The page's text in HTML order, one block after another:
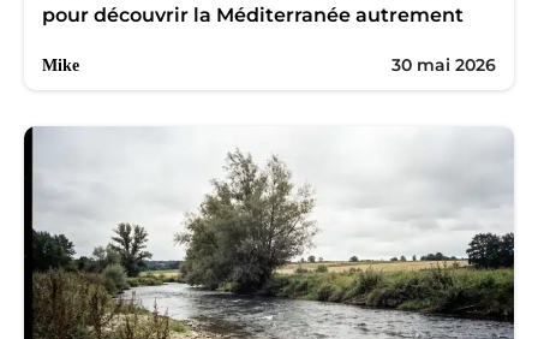
pour découvrir la Méditerranée autrement
Mike 30 mai 2026